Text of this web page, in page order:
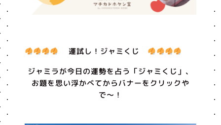
運試し！ジャミくじ
ジャミラが今日の運勢を占う「ジャミくじ」、
お題を思い浮かべてからバナーをクリックや
で〜！